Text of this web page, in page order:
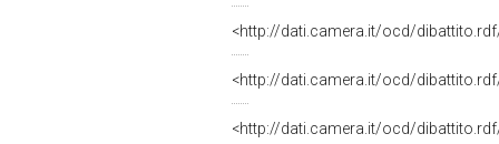
<http://dati.camera.it/ocd/
<http://dati.camera.it/ocd/
<http://dati.camera.it/ocd/